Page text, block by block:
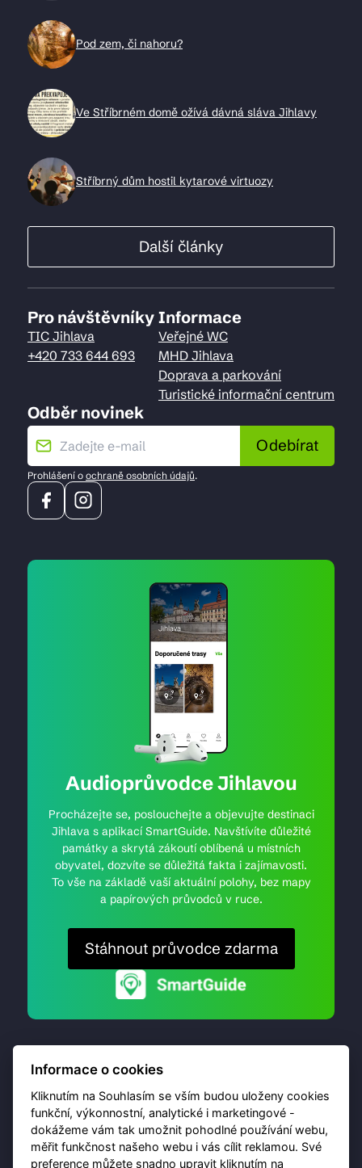
Pod zem, či nahoru?
Ve Stříbrném domě ožívá dávná sláva Jihlavy
Stříbrný dům hostil kytarové virtuozy
Další články
Pro návštěvníky
TIC Jihlava
+420 733 644 693
Informace
Veřejné WC
MHD Jihlava
Doprava a parkování
Turistické informační centrum
Odběr novinek
Odebírat
Prohlášení o ochraně osobních údajů.
Audioprůvodce Jihlavou
Procházejte se, poslouchejte a objevujte destinaci
Jihlava s aplikací SmartGuide. Navštívíte důležité
památky a skrytá zákoutí oblíbená u místních
obyvatel, dozvíte se důležitá fakta i zajímavosti.
To vše na základě vaší aktuální polohy, bez mapy
a papírových průvodců v ruce.
Stáhnout průvodce zdarma
© 2026 Destinační portál provozujeBrána Jihlavy,
příspěvková organizace. Všechna práva vyhrazena.
Informace o cookies
Kliknutím na Souhlasím se vším budou uloženy cookies
funkční, výkonnostní, analytické i marketingové -
dokážeme vám tak umožnit pohodlné používání webu,
měřit funkčnost našeho webu i vás cílit reklamou. Své
preference můžete snadno upravit kliknutím na